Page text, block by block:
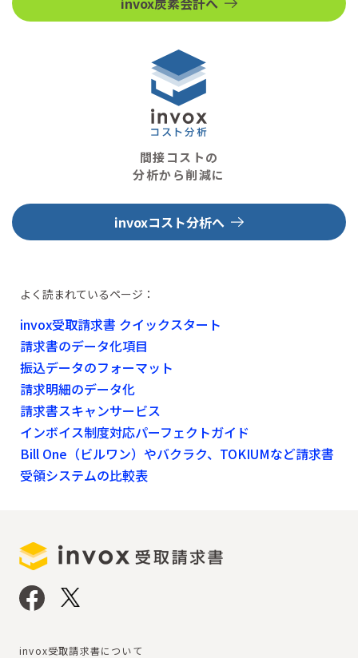
間接コストの
分析から削減に
invoxコスト分析へ
よく読まれているページ：
invox受取請求書 クイックスタート
請求書のデータ化項目
振込データのフォーマット
請求明細のデータ化
請求書スキャンサービス
インボイス制度対応パーフェクトガイド
Bill One（ビルワン）やバクラク、TOKIUMなど請求書
受領システムの比較表
invox受取請求書について